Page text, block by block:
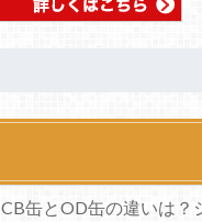
CB缶とOD缶の違いは？